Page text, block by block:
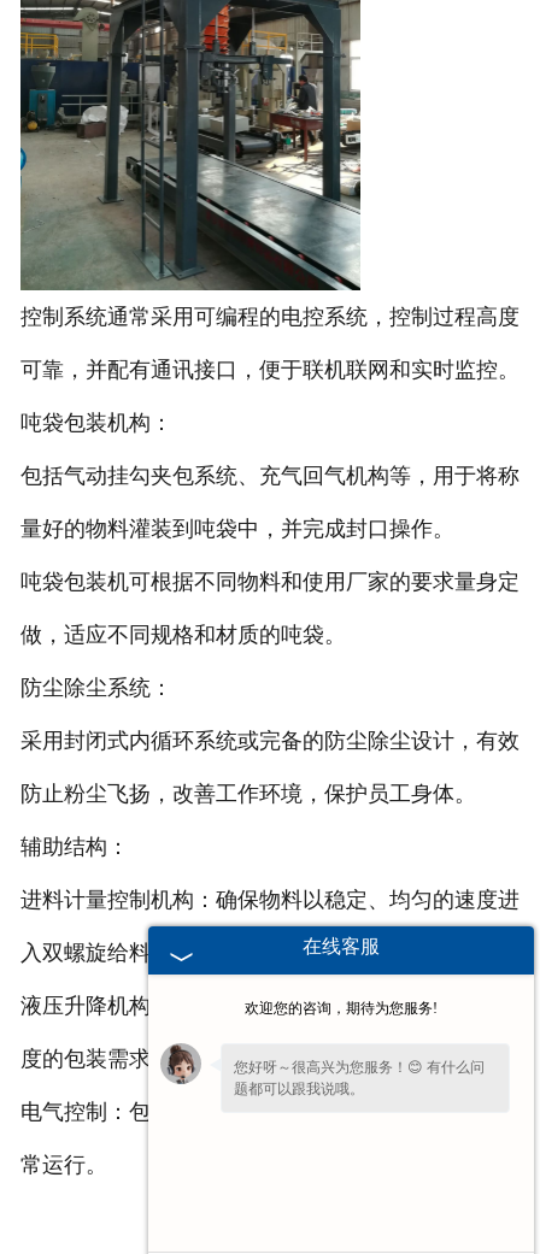
控制系统通常采用可编程的电控系统，控制过程高度
可靠，并配有通讯接口，便于联机联网和实时监控。
吨袋包装机构：
包括气动挂勾夹包系统、充气回气机构等，用于将称
量好的物料灌装到吨袋中，并完成封口操作。
吨袋包装机可根据不同物料和使用厂家的要求量身定
做，适应不同规格和材质的吨袋。
防尘除尘系统：
采用封闭式内循环系统或完备的防尘除尘设计，有效
防止粉尘飞扬，改善工作环境，保护员工身体。
辅助结构：
进料计量控制机构：确保物料以稳定、均匀的速度进
入双螺旋给料机构。
液压升降机构：用于调整吨袋的高度，以适应不同高
度的包装需求。
电气控制：包括电源、气源等控制部件，确保设备正
常运行。
在线客服
欢迎您的咨询，期待为您服务!
您好呀～很高兴为您服务！😊 有什么问
题都可以跟我说哦。